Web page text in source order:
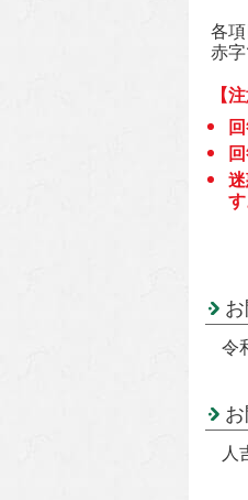
各
赤
【
令
人